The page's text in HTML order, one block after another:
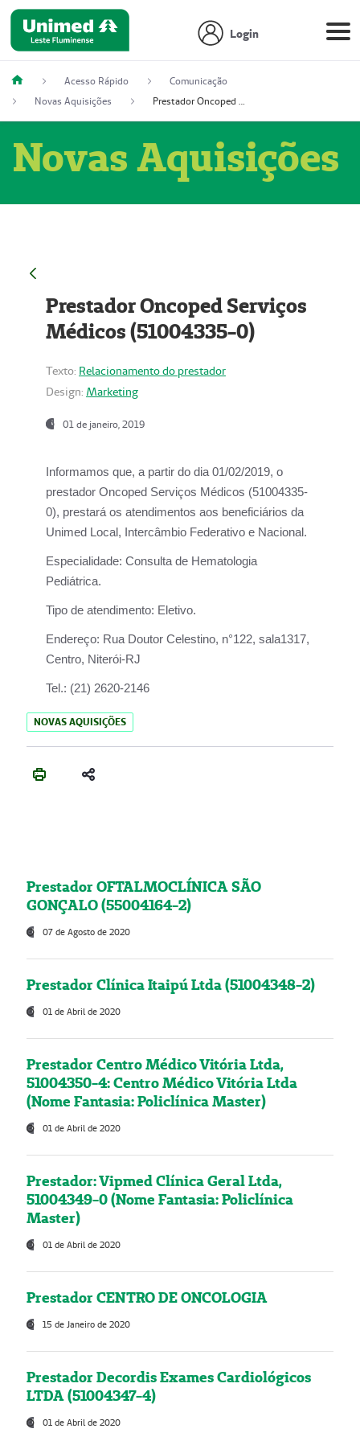
Login
Acesso Rápido
Comunicação
Novas Aquisições
Prestador Oncoped Serviços Médicos (51004335-0)
Novas Aquisições
Prestador Oncoped Serviços
Médicos (51004335-0)
Texto: Relacionamento do prestador
Design: Marketing
01 de janeiro, 2019
Informamos que, a partir do dia 01/02/2019, o
prestador Oncoped Serviços Médicos (51004335-
0), prestará os atendimentos aos beneficiários da
Unimed Local, Intercâmbio Federativo e Nacional.
Especialidade: Consulta de Hematologia
Pediátrica.
Tipo de atendimento: Eletivo.
Endereço: Rua Doutor Celestino, n°122, sala1317,
Centro, Niterói-RJ
Tel.: (21) 2620-2146
NOVAS AQUISIÇÕES
Prestador OFTALMOCLÍNICA SÃO
GONÇALO (55004164-2)
07 de Agosto de 2020
Prestador Clínica Itaipú Ltda (51004348-2)
01 de Abril de 2020
Prestador Centro Médico Vitória Ltda,
51004350-4: Centro Médico Vitória Ltda
(Nome Fantasia: Policlínica Master)
01 de Abril de 2020
Prestador: Vipmed Clínica Geral Ltda,
51004349-0 (Nome Fantasia: Policlínica
Master)
01 de Abril de 2020
Prestador CENTRO DE ONCOLOGIA
15 de Janeiro de 2020
Prestador Decordis Exames Cardiológicos
LTDA (51004347-4)
01 de Abril de 2020